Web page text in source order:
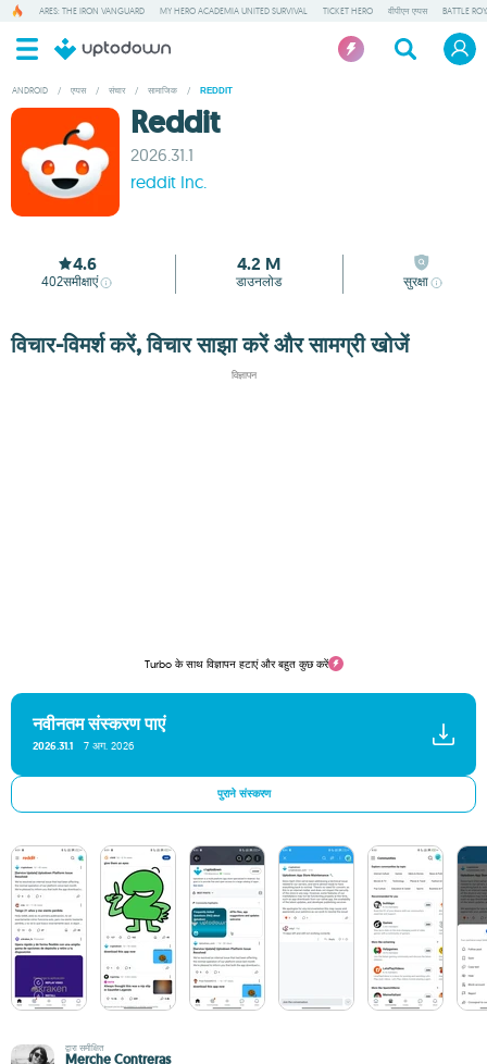
ARES: THE IRON VANGUARD MY HERO ACADEMIA UNITED SURVIVAL TICKET HERO वीपीएन एप्पस BATTLE
ANDROID / एप्पस / संचार / सामाजिक / REDDIT
Reddit
2026.31.1
reddit Inc.
4.6
402समीक्षाएं
4.2 M
डाउनलोड सुरक्षा
विचार-विमर्श करें, विचार साझा करें और सामग्री खोजें
विज्ञापन
Turbo के साथ विज्ञापन हटाएं और बहुत कुछ करें
नवीनतम संस्करण पाएं
2026.31.1 7 अग. 2026
पुराने संस्करण
द्वारा समीक्षित
Merche Contreras